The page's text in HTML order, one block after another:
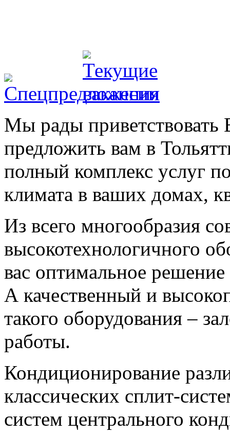
Мы рады приветствовать
предложить вам в
полный комплекс услуг
климата в ваших домах,
Из всего многообразия
высокотехнологичного
вас оптимальное
А качественный и
такого оборудования –
работы.
Кондиционирование
классических сплит-
систем центрального